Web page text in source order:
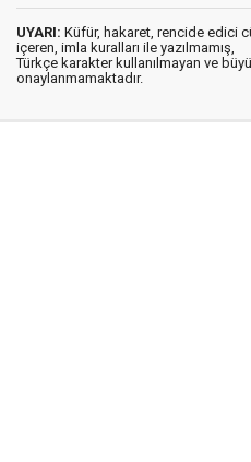
UYARI: Küfür, hakaret, rencide edici
içeren, imla kuralları ile yazılmamış,
Türkçe karakter kullanılmayan ve
onaylanmamaktadır.